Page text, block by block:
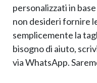
personalizzati in
non desideri fornire
semplicemente la
bisogno di aiuto,
via WhatsApp.